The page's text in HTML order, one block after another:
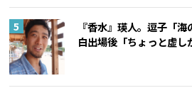
『香水』瑛人。逗子「
白出場後「ちょっと虚し